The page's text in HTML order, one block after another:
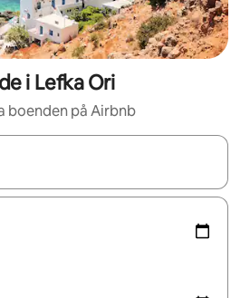
i Lefka Ori
boenden på Airbnb
kan du navigera med upp- och